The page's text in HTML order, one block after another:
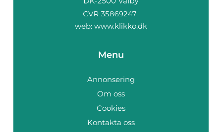
web: www.klikko.dk
Menu
Annonsering
Om oss
Cookies
Kontakta oss